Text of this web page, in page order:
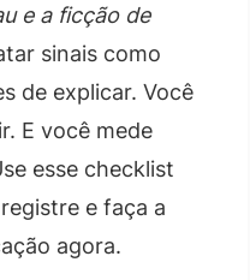
e a ficção de
sinais como
de explicar. Você
E você mede
esse checklist
e faça a
agora.